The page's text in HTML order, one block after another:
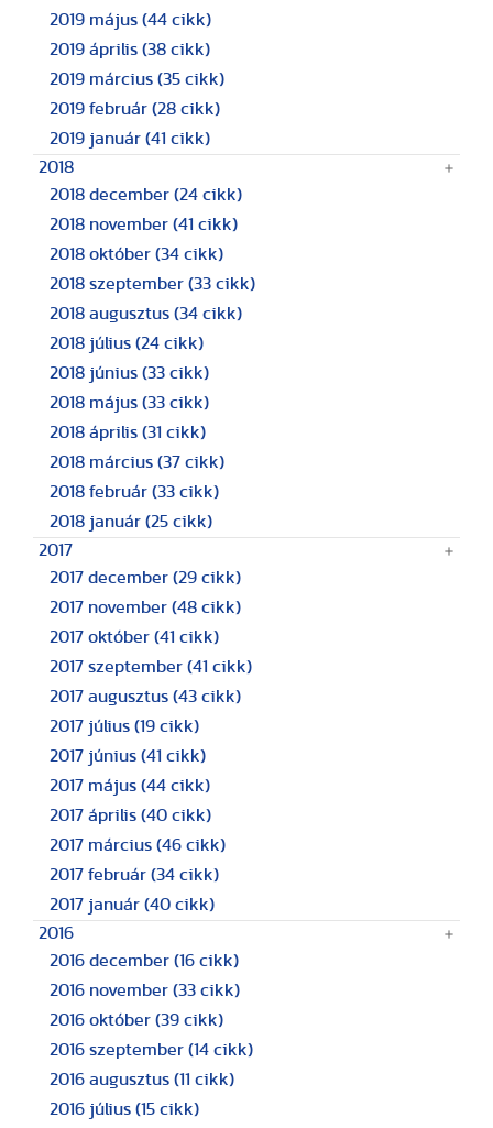
2019 május (44 cikk)
2019 április (38 cikk)
2019 március (35 cikk)
2019 február (28 cikk)
2019 január (41 cikk)
2018
2018 december (24 cikk)
2018 november (41 cikk)
2018 október (34 cikk)
2018 szeptember (33 cikk)
2018 augusztus (34 cikk)
2018 július (24 cikk)
2018 június (33 cikk)
2018 május (33 cikk)
2018 április (31 cikk)
2018 március (37 cikk)
2018 február (33 cikk)
2018 január (25 cikk)
2017
2017 december (29 cikk)
2017 november (48 cikk)
2017 október (41 cikk)
2017 szeptember (41 cikk)
2017 augusztus (43 cikk)
2017 július (19 cikk)
2017 június (41 cikk)
2017 május (44 cikk)
2017 április (40 cikk)
2017 március (46 cikk)
2017 február (34 cikk)
2017 január (40 cikk)
2016
2016 december (16 cikk)
2016 november (33 cikk)
2016 október (39 cikk)
2016 szeptember (14 cikk)
2016 augusztus (11 cikk)
2016 július (15 cikk)